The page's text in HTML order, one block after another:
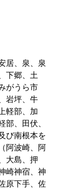
居、泉、泉
下郷、土
がうら市
岩坪、牛
軽部、加
部、田伏、
び南根本を
阿波崎、阿
大島、押
崎神宿、神
原下手、佐